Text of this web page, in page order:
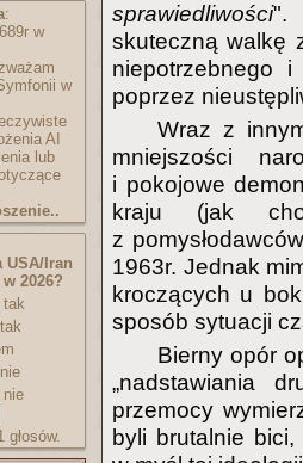
:
w
w
AI
lub
USA/Iran
2026?
tak
nie
głosów.
sprawiedliwości".
skuteczną walkę
niepotrzebnego
poprzez
Wraz z
mniejszości
i pokojowe
kraju (jak
z
1963r. Jednak
kroczących u
sposób sytuacji
Bierny opór
„nadstawiania
przemocy
byli brutalnie